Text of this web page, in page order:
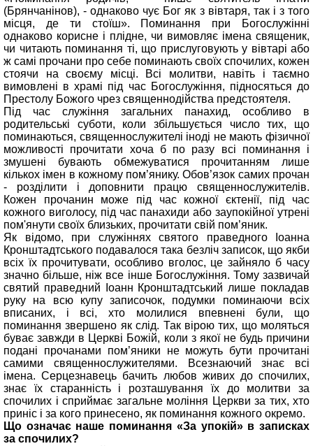
(Брянчанінов), - однаково чує Бог як з вівтаря, так і з того
місця, де ти стоїш». Поминання при Богослужінні
однаково корисне і плідне, чи вимовляє імена священик,
чи читають поминання ті, що прислуговують у вівтарі або
ж самі прочани про себе поминають своїх спочилих, кожен
стоячи на своєму місці. Всі молитви, навіть і таємно
вимовлені в храмі під час Богослужіння, підносяться до
Престолу Божого чрез священнодійства предстоятеля.
Під час служіння загальних панахид, особливо в
родительські суботи, коли збільшується число тих, що
поминаються, священнослужителі іноді не мають фізичної
можливості прочитати хоча б по разу всі поминання і
змушені бувають обмежуватися прочитанням лише
кількох імен в кожному пом’янику. Обов’язок самих прочан
- розділити і доповнити працю священнослужителів.
Кожен прочанин може під час кожної єктенії, під час
кожного виголосу, під час панахиди або заупокійної утрені
пом'янути своїх близьких, прочитати свій пом’яник.
Як відомо, при служіннях святого праведного Іоанна
Кронштадтського подавалося така безліч записок, що якби
всіх їх прочитувати, особливо вголос, це зайняло б часу
значно більше, ніж все інше Богослужіння. Тому зазвичай
святий праведний Іоанн Кронштадтський лише покладав
руку на всю купу записочок, подумки поминаючи всіх
вписаних, і всі, хто молилися впевнені були, що
поминання звершено як слід. Так вірою тих, що моляться
буває завжди в Церкві Божій, коли з якої не будь причини
подані прочанами пом’яники не можуть бути прочитані
самими священнослужителями. Всезнаючий знає всі
імена. Серцезнавець бачить любов живих до спочилих,
знає їх старанність і розташування їх до молитви за
спочилих і сприймає загальне моління Церкви за тих, хто
приніс і за кого принесено, як поминання кожного окремо.
Що означає наше поминання «За упокій» в записках
за спочилих?